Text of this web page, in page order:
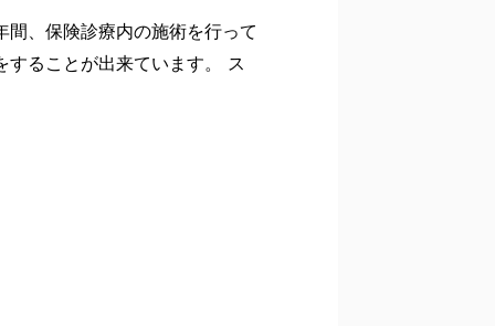
、保険診療内の施術を行って
ることが出来ています。 ス